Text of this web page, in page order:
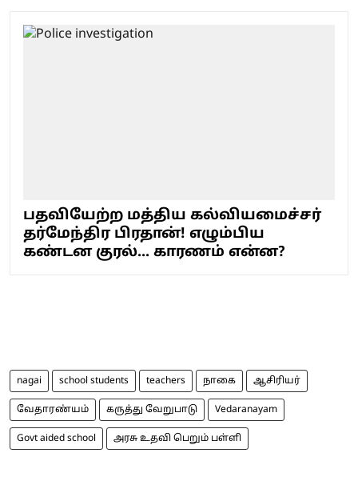
பதவியேற்ற மத்திய கல்வியமைச்சர்
தர்மேந்திர பிரதான்! எழும்பிய
கண்டன குரல்... காரணம் என்ன?
nagai school students teachers நாகை ஆசிரியர்
வேதாரண்யம் கருத்து வேறுபாடு Vedaranayam
Govt aided school அரசு உதவி பெறும் பள்ளி